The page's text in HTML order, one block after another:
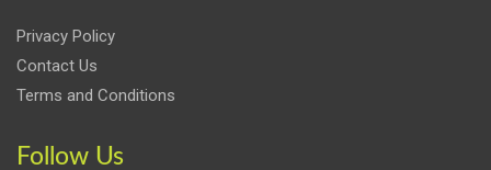
Privacy Policy
Contact Us
Terms and Conditions
Follow Us